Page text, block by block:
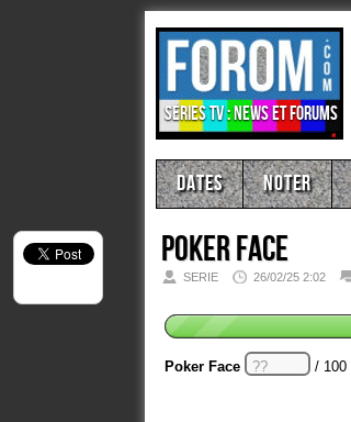
Séries TV : news et forums
Dates Noter
Poker Face
SERIE 26/02/25 2:02
Poker Face / 100